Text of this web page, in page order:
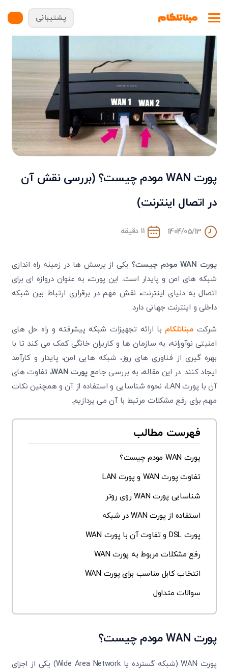
پشتیبانی
پورت WAN مودم چیست؟ (بررسی نقش آن
در اتصال اینترنت)
1404/05/13 11 دقیقه
پورت WAN مودم چیست؟ یکی از پرسش ها در زمینه راه اندازی
شبکه های امن و پایدار است. این پورت، به عنوان دروازه ای برای
اتصال به دنیای اینترنت، نقش مهم در برقراری ارتباط بین شبکه
داخلی و اینترنت جهانی دارد.
شرکتمبناتلکام با ارائه تجهیزات شبکه پیشرفته و راه حل های
امنیتی نوآورانه، به سازمان ها و کاربران خانگی کمک می کند تا با
بهره گیری از فناوری های روز، شبکه هایی امن، پایدار و کارآمد
ایجاد کنند. در این مقاله، به بررسی جامع پورت WAN، تفاوت های
آن با پورت LAN، نحوه شناسایی و استفاده از آن و همچنین نکات
مهم برای رفع مشکلات مرتبط با آن می پردازیم.
فهرست مطالب
پورت WAN مودم چیست؟
تفاوت پورت WAN و پورت LAN
شناسایی پورت WAN روی روتر
استفاده از پورت WAN در شبکه
پورت DSL و تفاوت آن با پورت WAN
رفع مشکلات مربوط به پورت WAN
انتخاب کابل مناسب برای پورت WAN
سوالات متداول
پورت WANمودم چیست؟
پورت WAN (شبکه گسترده یا Wide Area Network) یکی از اجزای